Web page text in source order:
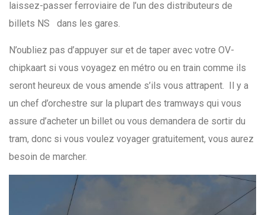
laissez-passer ferroviaire de l’un des distributeurs de
billets NS dans les gares.
N’oubliez pas d’appuyer sur et de taper avec votre OV-
chipkaart si vous voyagez en métro ou en train comme ils
seront heureux de vous amende s’ils vous attrapent. Il y a
un chef d’orchestre sur la plupart des tramways qui vous
assure d’acheter un billet ou vous demandera de sortir du
tram, donc si vous voulez voyager gratuitement, vous aurez
besoin de marcher.